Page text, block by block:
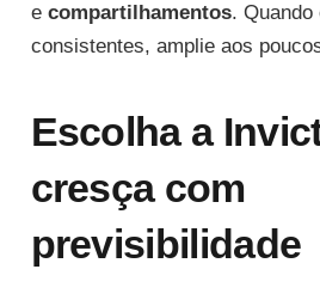
e compartilhamentos. Quando
consistentes, amplie aos
Escolha a
cresça com
previsibilidade